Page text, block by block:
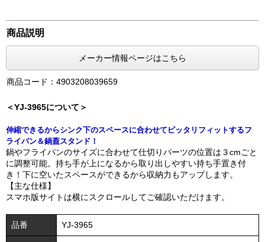
商品説明
メーカー情報ページはこちら
商品コード：4903208039659
＜YJ-3965について＞
伸縮できるからシンク下のスペースに合わせてピッタリフィットするフ
ライパン＆鍋蓋スタンド！
鍋やフライパンのサイズに合わせて仕切りパーツの位置は３cmごと
に調整可能。持ち手が上になるから取り出しやすい持ち手置き付
き！下に空いたスペースができるから収納力もアップします。
【主な仕様】
スマホ版サイトは横にスクロールしてご確認いただけます。
品番 YJ-3965